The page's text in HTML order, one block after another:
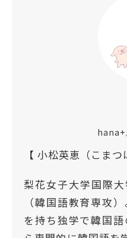
hana+
【 小松英恵（こまつ
梨花女子大学国際
（韓国語教育専攻
を持ち独学で韓国